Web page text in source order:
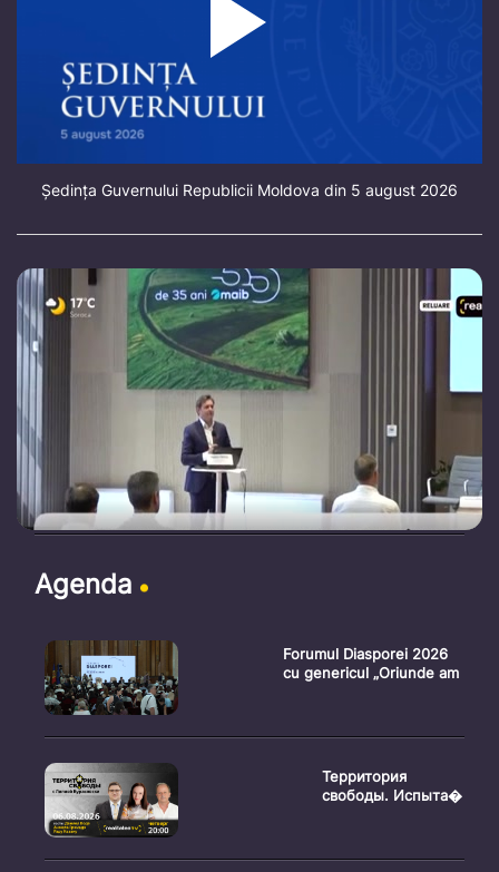
Ședința Guvernului Republicii Moldova din 5 august 2026
Agenda
Forumul Diasporei 2026
cu genericul „Oriunde am
Территория
свободы. Испыта�